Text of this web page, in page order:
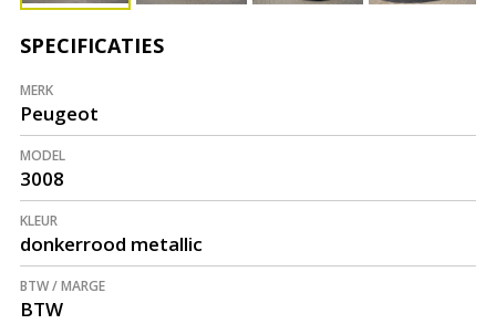
SPECIFICATIES
MERK
Peugeot
MODEL
3008
KLEUR
donkerrood metallic
BTW / MARGE
BTW